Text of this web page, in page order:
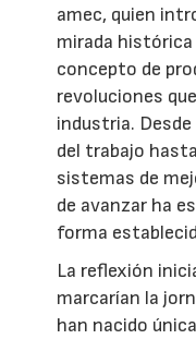
amec, quien
mirada histórica
concepto de
revoluciones
industria.
del trabajo
sistemas de
de avanzar ha
forma
La reflexión
marcarían la
han nacido